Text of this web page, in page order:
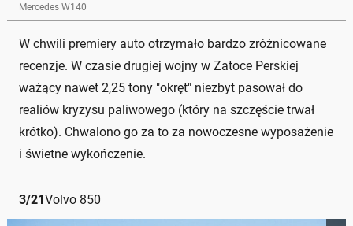
Mercedes W140
W chwili premiery auto otrzymało bardzo zróżnicowane
recenzje. W czasie drugiej wojny w Zatoce Perskiej
ważący nawet 2,25 tony "okręt" niezbyt pasował do
realiów kryzysu paliwowego (który na szczęście trwał
krótko). Chwalono go za to za nowoczesne wyposażenie
i świetne wykończenie.
3/21Volvo 850